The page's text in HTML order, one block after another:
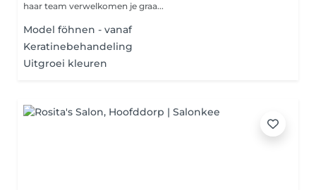
haar team verwelkomen je graa...
Model föhnen - vanaf
Keratinebehandeling
Uitgroei kleuren